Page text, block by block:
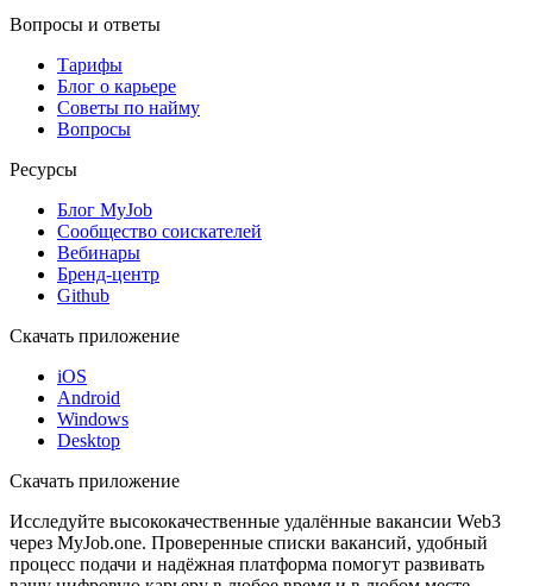
Вопросы и ответы
Тарифы
Блог о карьере
Советы по найму
Вопросы
Ресурсы
Блог MyJob
Сообщество соискателей
Вебинары
Бренд-центр
Github
Скачать приложение
iOS
Android
Windows
Desktop
Скачать приложение
Исследуйте высококачественные удалённые вакансии Web3
через MyJob.one. Проверенные списки вакансий, удобный
процесс подачи и надёжная платформа помогут развивать